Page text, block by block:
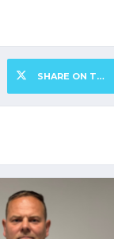
SHARE ON TWITTER